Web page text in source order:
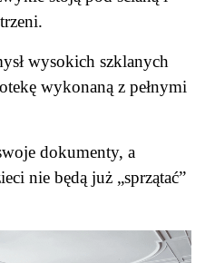
wysokich szklanych
wykonaną z pełnymi
dokumenty, a
nie będą już „sprzątać”